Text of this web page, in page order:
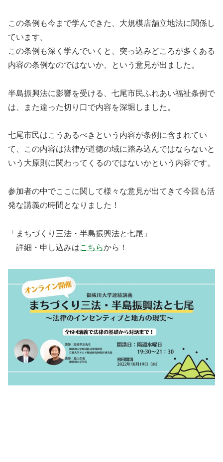
この条例も今まで学んできた、大規模店舗立地法に関係し
ています。
この条例も深く学んでいくと、突っ込みどころが多くある
内容の条例なのではないか、という意見が出ました。
半島振興法に影響を受ける、七尾市民ふれあい福祉条例で
は、また違った切り口で内容を深堀しました。
七尾市民はこうあるべきという内容が条例に含まれてい
て、この内容は法律が道徳の域に踏み込んではならないと
いう大原則に関わってくるのではないかという内容です。
参加者の中でここに関して様々な意見が出てきて今回も活
発な講義の時間となりました！
「まちづくり三法・半島振興法と七尾」
詳細・申し込みはこちらから！